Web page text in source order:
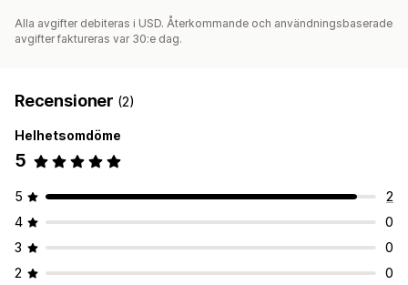
Alla avgifter debiteras i USD. Återkommande och användningsbaserade
avgifter faktureras var 30:e dag.
Recensioner (2)
Helhetsomdöme
5
5
2
4
0
3
0
2
0